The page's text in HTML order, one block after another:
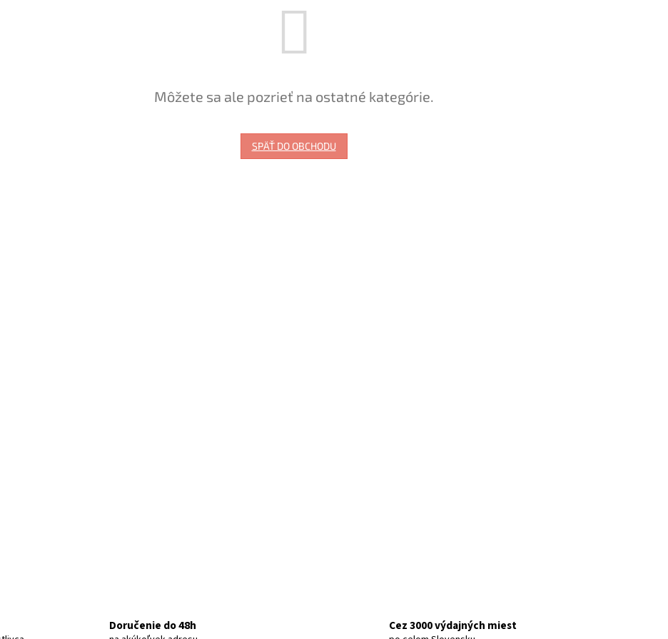
Môžete sa ale pozrieť na ostatné kategórie.
SPÄŤ DO OBCHODU
Doručenie do 48h Cez 3000 výdajných miest